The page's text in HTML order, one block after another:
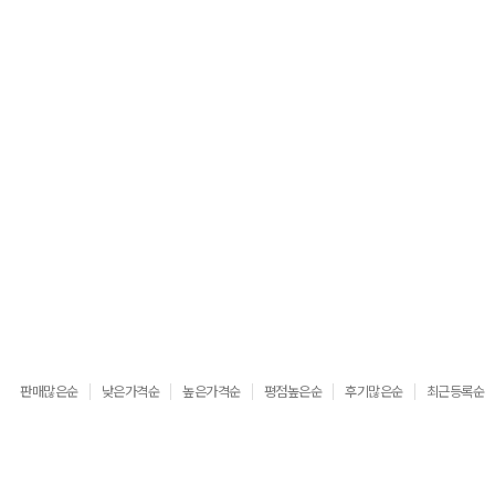
판매많은순 낮은가격순 높은가격순 평점높은순 후기많은순 최근등록순